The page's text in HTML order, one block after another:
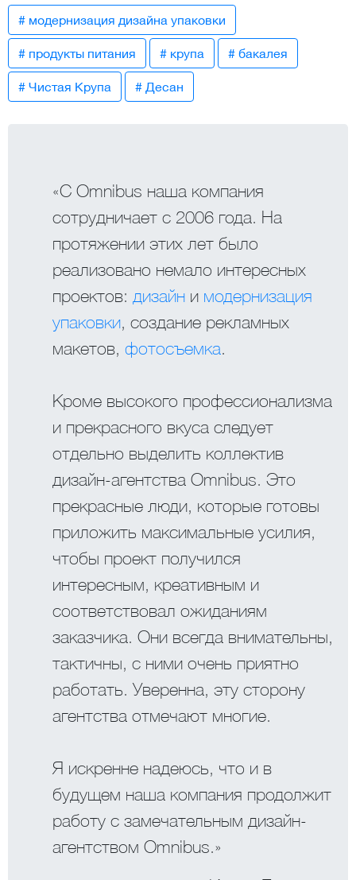
# модернизация дизайна упаковки
# продукты питания # крупа # бакалея
# Чистая Крупа # Десан
«С Omnibus наша компания
сотрудничает с 2006 года. На
протяжении этих лет было
реализовано немало интересных
проектов: дизайн и модернизация
упаковки, создание рекламных
макетов, фотосъемка.
Кроме высокого профессионализма
и прекрасного вкуса следует
отдельно выделить коллектив
дизайн-агентства Omnibus. Это
прекрасные люди, которые готовы
приложить максимальные усилия,
чтобы проект получился
интересным, креативным и
соответствовал ожиданиям
заказчика. Они всегда внимательны,
тактичны, с ними очень приятно
работать. Уверенна, эту сторону
агентства отмечают многие.
Я искренне надеюсь, что и в
будущем наша компания продолжит
работу с замечательным дизайн-
агентством Omnibus.»